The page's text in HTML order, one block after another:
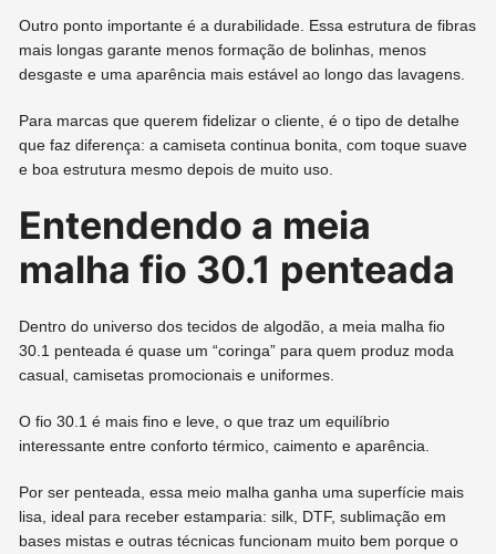
Outro ponto importante é a durabilidade. Essa estrutura de fibras
mais longas garante menos formação de bolinhas, menos
desgaste e uma aparência mais estável ao longo das lavagens.
Para marcas que querem fidelizar o cliente, é o tipo de detalhe
que faz diferença: a camiseta continua bonita, com toque suave
e boa estrutura mesmo depois de muito uso.
Entendendo a meia
malha fio 30.1 penteada
Dentro do universo dos tecidos de algodão, a meia malha fio
30.1 penteada é quase um “coringa” para quem produz moda
casual, camisetas promocionais e uniformes.
O fio 30.1 é mais fino e leve, o que traz um equilíbrio
interessante entre conforto térmico, caimento e aparência.
Por ser penteada, essa meio malha ganha uma superfície mais
lisa, ideal para receber estamparia: silk, DTF, sublimação em
bases mistas e outras técnicas funcionam muito bem porque o